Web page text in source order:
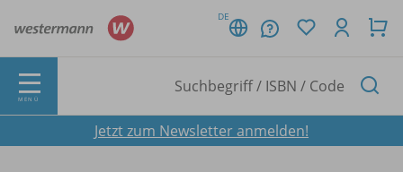
DE
MENÜ
Jetzt zum Newsletter anmelden!